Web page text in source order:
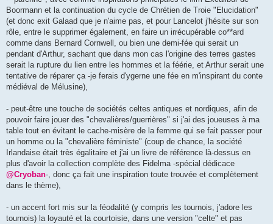
Boormann et la continuation du cycle de Chrétien de Troie "Elucidation"
(et donc exit Galaad que je n'aime pas, et pour Lancelot j'hésite sur son
rôle, entre le supprimer également, en faire un irrécupérable co**ard
comme dans Bernard Cornwell, ou bien une demi-fée qui serait un
pendant d'Arthur, sachant que dans mon cas l'origine des terres gastes
serait la rupture du lien entre les hommes et la féérie, et Arthur serait une
tentative de réparer ça -je ferais d'ygerne une fée en m'inspirant du conte
médiéval de Mélusine),
- peut-être une touche de sociétés celtes antiques et nordiques, afin de
pouvoir faire jouer des "chevalières/guerrières" si j'ai des joueuses à ma
table tout en évitant le cache-misère de la femme qui se fait passer pour
un homme ou la "chevalière féministe" (coup de chance, la société
Irlandaise était très égalitaire et j'ai un livre de référence là-dessus en
plus d'avoir la collection complète des Fidelma -spécial dédicace
@Cryoban-, donc ça fait une inspiration toute trouvée et complètement
dans le thème),
- un accent fort mis sur la féodalité (y compris les tournois, j'adore les
tournois) la loyauté et la courtoisie, dans une version "celte" et pas